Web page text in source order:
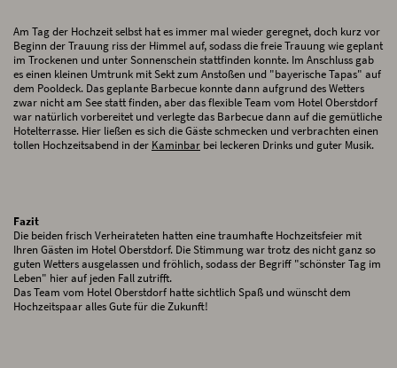
Am Tag der Hochzeit selbst hat es immer mal wieder geregnet, doch kurz vor
Beginn der Trauung riss der Himmel auf, sodass die freie Trauung wie geplant
im Trockenen und unter Sonnenschein stattfinden konnte. Im Anschluss gab
es einen kleinen Umtrunk mit Sekt zum Anstoßen und "bayerische Tapas" auf
dem Pooldeck. Das geplante Barbecue konnte dann aufgrund des Wetters
zwar nicht am See statt finden, aber das flexible Team vom Hotel Oberstdorf
war natürlich vorbereitet und verlegte das Barbecue dann auf die gemütliche
Hotelterrasse. Hier ließen es sich die Gäste schmecken und verbrachten einen
tollen Hochzeitsabend in der Kaminbar bei leckeren Drinks und guter Musik.
Fazit
Die beiden frisch Verheirateten hatten eine traumhafte Hochzeitsfeier mit
Ihren Gästen im Hotel Oberstdorf. Die Stimmung war trotz des nicht ganz so
guten Wetters ausgelassen und fröhlich, sodass der Begriff "schönster Tag im
Leben" hier auf jeden Fall zutrifft.
Das Team vom Hotel Oberstdorf hatte sichtlich Spaß und wünscht dem
Hochzeitspaar alles Gute für die Zukunft!